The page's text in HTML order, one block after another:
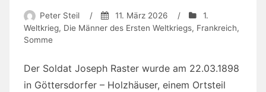
Peter Steil / 11. März 2026 /
1.
Weltkrieg, Die Männer des Ersten Weltkriegs, Frankreich,
Somme
Der Soldat Joseph Raster wurde am 22.03.1898
in Göttersdorfer – Holzhäuser, einem Ortsteil